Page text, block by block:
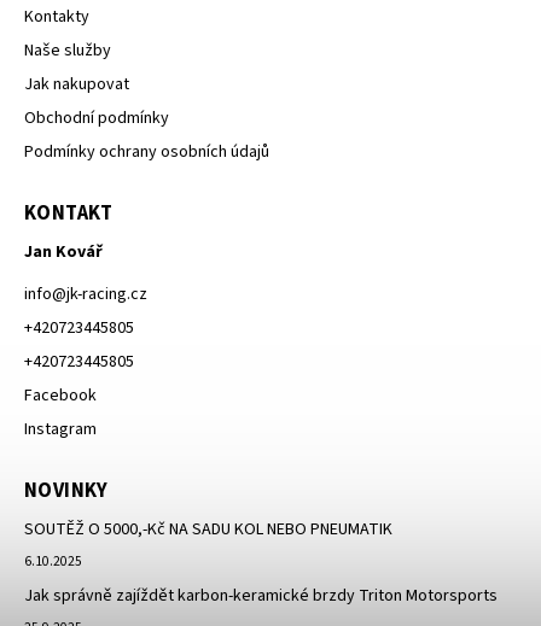
Kontakty
Naše služby
Jak nakupovat
Obchodní podmínky
Podmínky ochrany osobních údajů
KONTAKT
Jan Kovář
info@jk-racing.cz
+420723445805
+420723445805
Facebook
Instagram
NOVINKY
SOUTĚŽ O 5000,-Kč NA SADU KOL NEBO PNEUMATIK
6.10.2025
Jak správně zajíždět karbon-keramické brzdy Triton Motorsports